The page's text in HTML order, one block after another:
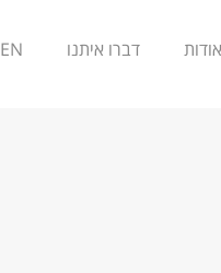
אודות דברו איתנו EN